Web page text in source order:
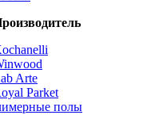
Arte
Parket
полы